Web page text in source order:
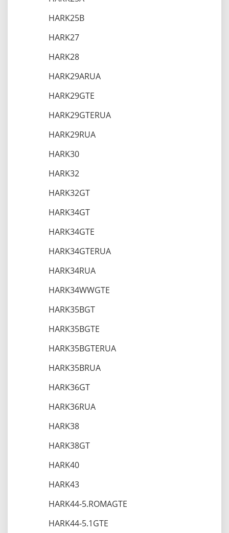
HARK25B
HARK27
HARK28
HARK29ARUA
HARK29GTE
HARK29GTERUA
HARK29RUA
HARK30
HARK32
HARK32GT
HARK34GT
HARK34GTE
HARK34GTERUA
HARK34RUA
HARK34WWGTE
HARK35BGT
HARK35BGTE
HARK35BGTERUA
HARK35BRUA
HARK36GT
HARK36RUA
HARK38
HARK38GT
HARK40
HARK43
HARK44-5.ROMAGTE
HARK44-5.1GTE